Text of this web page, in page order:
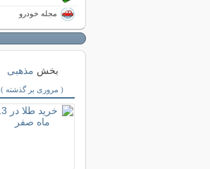
مجله خودرو
بخش مذهبی
( مروری بر گذشته )